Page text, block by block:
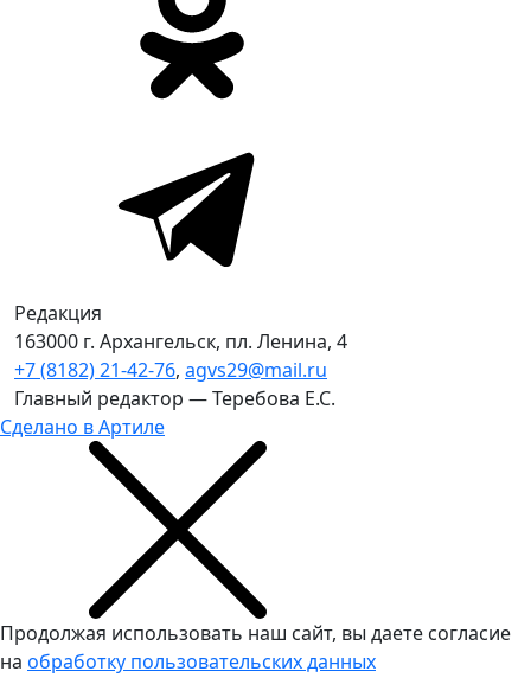
Редакция
163000 г. Архангельск, пл. Ленина, 4
+7 (8182) 21-42-76, agvs29@mail.ru
Главный редактор — Теребова Е.С.
Сделано в Артиле
Продолжая использовать наш сайт, вы даете согласие
на обработку пользовательских данных